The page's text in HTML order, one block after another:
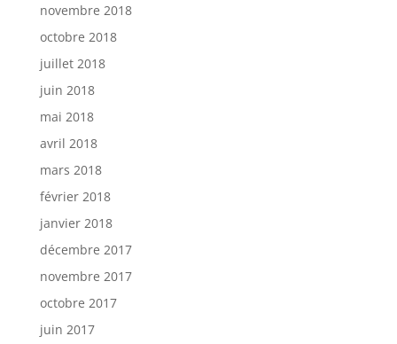
novembre 2018
octobre 2018
juillet 2018
juin 2018
mai 2018
avril 2018
mars 2018
février 2018
janvier 2018
décembre 2017
novembre 2017
octobre 2017
juin 2017